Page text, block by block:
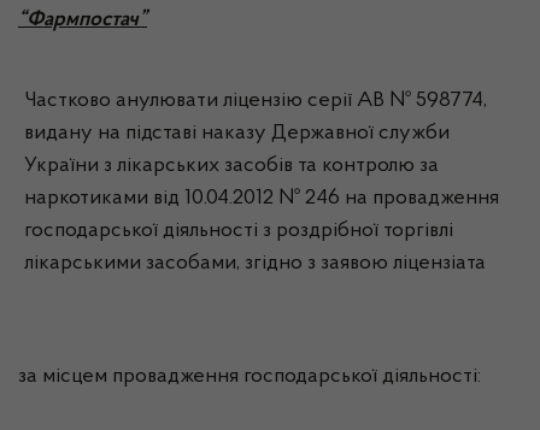
“Фармпостач”
Частково анулювати ліцензію серії АВ № 598774,
видану на підставі наказу Державної служби
України з лікарських засобів та контролю за
наркотиками від 10.04.2012 № 246 на провадження
господарської діяльності з роздрібної торгівлі
лікарськими засобами, згідно з заявою ліцензіата
за місцем провадження господарської діяльності: